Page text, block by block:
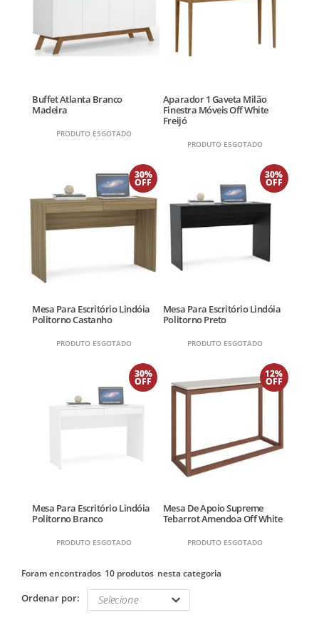
Buffet Atlanta Branco
Madeira
PRODUTO ESGOTADO
Aparador 1 Gaveta Milão
Finestra Móveis Off White
Freijó
PRODUTO ESGOTADO
30%
OFF
Mesa Para Escritório Lindóia
Politorno Castanho
PRODUTO ESGOTADO
30%
OFF
Mesa Para Escritório Lindóia
Politorno Preto
PRODUTO ESGOTADO
30%
OFF
Mesa Para Escritório Lindóia
Politorno Branco
PRODUTO ESGOTADO
12%
OFF
Mesa De Apoio Supreme
Tebarrot Amendoa Off White
PRODUTO ESGOTADO
10 produtos
Ordenar por: